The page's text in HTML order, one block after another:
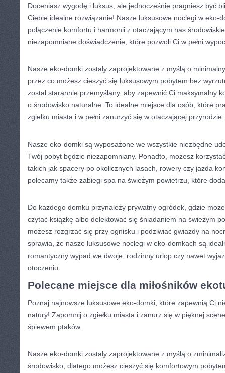
Doceniasz wygodę ⁢i ‍luksus, ale ⁣jednocześnie⁣ pragniesz być
Ciebie idealne rozwiązanie! Nasze luksusowe noclegi w eko-
połączenie komfortu i harmonii z otaczającym​ nas
niezapomniane ‌doświadczenie, które pozwoli Ci w pełni
Nasze eko-domki zostały​ zaprojektowane z myślą o
przez co możesz cieszyć się luksusowym pobytem bez
został starannie ‌przemyślany,‍ aby zapewnić Ci maksymalny
o środowisko⁣ naturalne. To idealne ⁤miejsce dla ⁢osób, które
zgiełku miasta‍ i ⁢w pełni ‍zanurzyć się w otaczającej przyrodzie.
Nasze eko-domki‌ są wyposażone we wszystkie niezbędne⁤
Twój pobyt ⁤będzie ‍niezapomniany. Ponadto, możesz
takich ‌jak ⁢spacery po okolicznych lasach, rowery ‍czy jazda
polecamy​ także zabiegi spa na świeżym powietrzu, które⁤
Do każdego domku​ przynależy ‌prywatny ogródek, gdzie
czytać książkę albo delektować się śniadaniem​ na świeżym
możesz rozgrzać się przy ognisku ‌i podziwiać gwiazdy na​
sprawia, ⁢że⁣ nasze luksusowe noclegi w eko-domkach są
romantyczny ⁢wypad ‍we ‍dwoje, rodzinny urlop czy ​nawet
otoczeniu.
Polecane miejsce dla miłośników
Poznaj najnowsze‌ luksusowe eko-domki, które zapewnią Ci
natury! Zapomnij o zgiełku⁤ miasta i zanurz się w ⁤pięknej
śpiewem ptaków.
Nasze‌ eko-domki zostały zaprojektowane z ‌myślą o
środowisko,‌ dlatego możesz cieszyć się⁢ komfortowym